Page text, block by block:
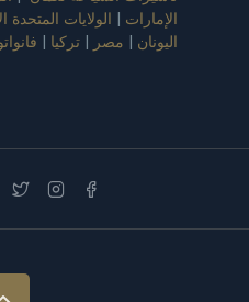
الإمارات | الولايات المتحدة
اليونان | مصر | تركيا |